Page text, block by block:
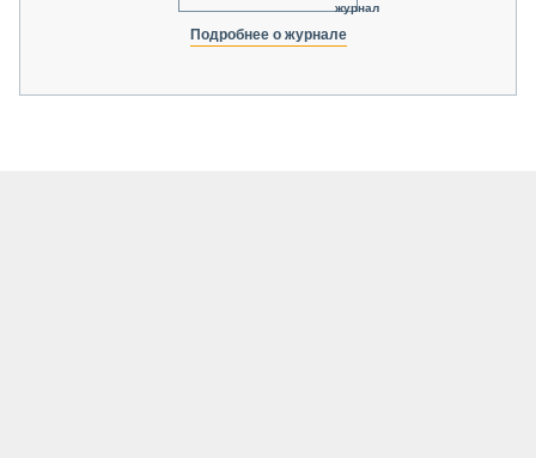
журнал
Подробнее о журнале